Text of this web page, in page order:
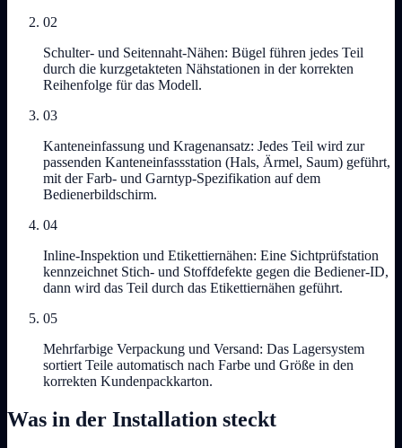
02
Schulter- und Seitennaht-Nähen: Bügel führen jedes Teil
durch die kurzgetakteten Nähstationen in der korrekten
Reihenfolge für das Modell.
03
Kanteneinfassung und Kragenansatz: Jedes Teil wird zur
passenden Kanteneinfassstation (Hals, Ärmel, Saum) geführt,
mit der Farb- und Garntyp-Spezifikation auf dem
Bedienerbildschirm.
04
Inline-Inspektion und Etikettiernähen: Eine Sichtprüfstation
kennzeichnet Stich- und Stoffdefekte gegen die Bediener-ID,
dann wird das Teil durch das Etikettiernähen geführt.
05
Mehrfarbige Verpackung und Versand: Das Lagersystem
sortiert Teile automatisch nach Farbe und Größe in den
korrekten Kundenpackkarton.
Was in der Installation steckt